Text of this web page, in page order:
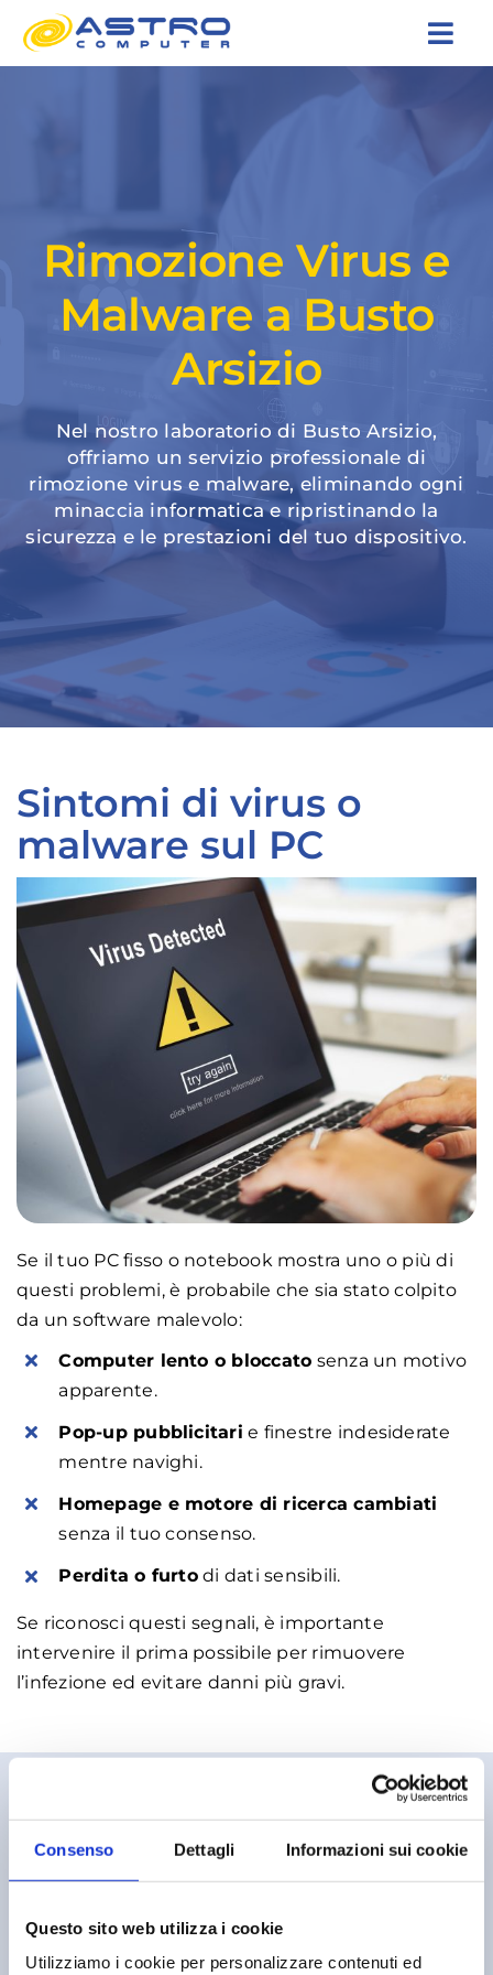
Consenso Dettagli Informazioni sui cookie
Questo sito web utilizza i cookie
Utilizziamo i cookie per personalizzare contenuti ed
contenuto
Servizi
Contatti
Rimozione Virus e
Malware a Busto
Arsizio
Nel nostro laboratorio di Busto Arsizio,
offriamo un servizio professionale di
rimozione virus e malware, eliminando ogni
minaccia informatica e ripristinando la
sicurezza e le prestazioni del tuo dispositivo.
Se il tuo PC fisso o notebook mostra uno o più di
questi problemi, è probabile che sia stato colpito
da un software malevolo:
Computer lento o bloccato senza un motivo
apparente.
Pop-up pubblicitari e finestre indesiderate
mentre navighi.
Homepage e motore di ricerca cambiati
senza il tuo consenso.
Perdita o furtodi dati sensibili.
Se riconosci questi segnali, è importante
intervenire il prima possibile per rimuovere
l’infezione ed evitare danni più gravi.
Sintomi di virus o
malware sul PC